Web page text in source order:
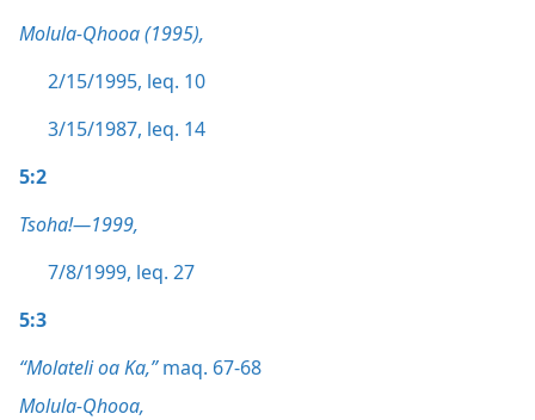
Molula-Qhooa (1995),
2/15/1995, leq. 10
3/15/1987, leq. 14
5:2
Tsoha!—1999,
7/8/1999, leq. 27
5:3
“Molateli oa Ka,”maq. 67-68
Molula-Qhooa,